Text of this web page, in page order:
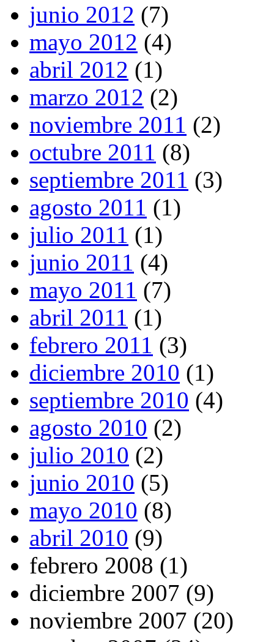
junio 2012 (7)
mayo 2012 (4)
abril 2012 (1)
marzo 2012 (2)
noviembre 2011 (2)
octubre 2011 (8)
septiembre 2011 (3)
agosto 2011 (1)
julio 2011 (1)
junio 2011 (4)
mayo 2011 (7)
abril 2011 (1)
febrero 2011 (3)
diciembre 2010 (1)
septiembre 2010 (4)
agosto 2010 (2)
julio 2010 (2)
junio 2010 (5)
mayo 2010 (8)
abril 2010 (9)
febrero 2008 (1)
diciembre 2007 (9)
noviembre 2007 (20)